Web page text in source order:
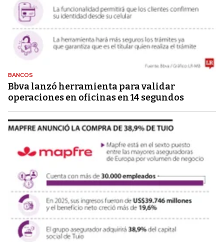
BANCOS
Bbva lanzó herramienta para validar
operaciones en oficinas en 14 segundos